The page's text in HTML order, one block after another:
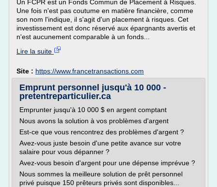
Un FCPR est un Fonds Commun de Placement à Risques.
Une fois n'est pas coutume en matière financière, comme
son nom l'indique, il s'agit d'un placement à risques. Cet
investissement est donc réservé aux épargnants avertis et
n'est aucunement comparable à un fonds...
Lire la suite
Site : https://www.francetransactions.com
Emprunt personnel jusqu'à 10 000 -
pretentreparticulier.ca
Emprunter jusqu'à 10 000 $ en argent comptant
Nous avons la solution à vos problèmes d'argent
Est-ce que vous rencontrez des problèmes d'argent ?
Avez-vous juste besoin d'une petite avance sur votre
salaire pour vous dépanner ?
Avez-vous besoin d'argent pour une dépense imprévue ?
Nous sommes la meilleure solution de prêt personnel
privé puisque 150 prêteurs privés sont disponibles...